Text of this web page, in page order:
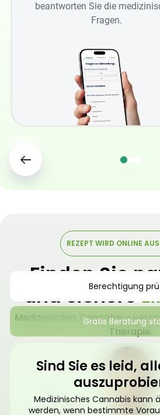
beantworten Sie die
Fragen.
REZEPT WIRD ONLINE
Finden Sie
und sichere
Medizinisches Cannabis –
Therapie.
Berechtigung
Gratis Beratung
Sind Sie es leid,
Medizinisches Cannabis kann
werden, wenn bestimmte